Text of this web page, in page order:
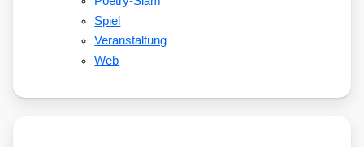
Spiel
Veranstaltung
Web